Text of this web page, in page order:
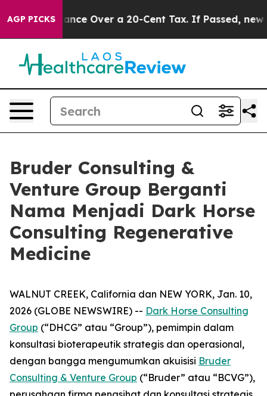
AGP PICKS
Governance Over a 20-Cent Tax. If Passed, new
Bruder Consulting &
Venture Group Berganti
Nama Menjadi Dark Horse
Consulting Regenerative
Medicine
WALNUT CREEK, California dan NEW YORK, Jan. 10,
2026 (GLOBE NEWSWIRE) -- Dark Horse Consulting
Group (“DHCG” atau “Group”), pemimpin dalam
konsultasi bioterapeutik strategis dan operasional,
dengan bangga mengumumkan akuisisi Bruder
Consulting & Venture Group (“Bruder” atau “BCVG”),